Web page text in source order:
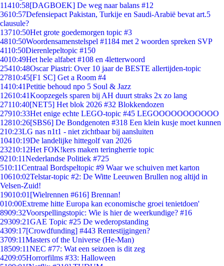
11410:58[DAGBOEK] De weg naar balans #12
3610:57Defensiepact Pakistan, Turkije en Saudi-Arabië bevat art.5
clausule?
13710:50Het grote goedemorgen topic #3
4810:50Woordensamenstelspel #1184 met 2 woorden spreken SVP
4110:50Dierenlepeltopic #150
4010:49Het hele alfabet #108 en 4letterwoord
25410:48Oscar Piastri: Over 10 jaar de BESTE allertijden-topic
27810:45[F1 SC] Get a Room #4
1410:41Petitie behoud npo 5 Soul & Jazz
12610:41Koopzegels sparen bij AH duurt straks 2x zo lang
27110:40[NET5] Het blok 2026 #32 Blokkendozen
27910:33Het enige echte LEGO-topic #45 LEGOOOOOOOOOOO
12810:26[SBS6] De Bondgenoten #318 Een klein kusje moet kunnen
210:23LG nas n1t1 - niet zichtbaar bij aansluiten
10410:19De landelijke hittegolf van 2026
23210:12Het FOK!kers maken teringherrie topic
9210:11Nederlandse Politiek #725
510:11Centraal Bordspeltopic #9 Waar we schuiven met karton
10610:02Telstar-topic #2: De Witte Leeuwen Brullen nog altijd in
Velsen-Zuid!
19010:01 [Wielrennen #616] Brennan!
010:00Extreme hitte Europa kan economische groei tenietdoen'
8909:32Voorspellingstopic: Wie is hier de weerkundige? #16
29309:21GAE Topic #25 De wederopstanding
4309:17[Crowdfunding] #443 Rentestijgingen?
3709:11Masters of the Universe (He-Man)
18509:11NEC #77: Wat een seizoen is dit zeg
4209:05Horrorfilms #33: Halloween